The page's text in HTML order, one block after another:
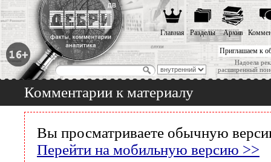
Приглашаем к
Надоела
расширенный
Главная Разделы Архив
Комментарии к материалу
Вы просматриваете обычную
Перейти на мобильную версию >>